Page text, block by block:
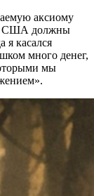
аксиому
США должны
касался
много денег,
мы